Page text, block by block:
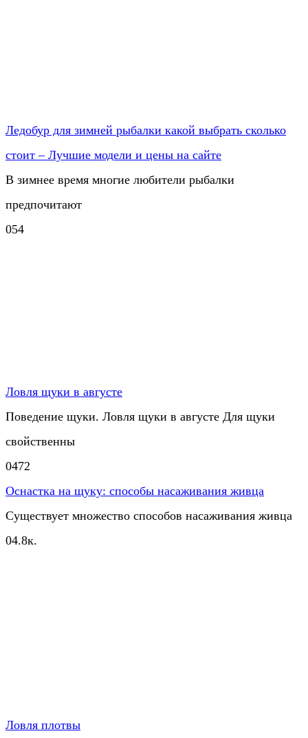
Ледобур для зимней рыбалки какой выбрать сколько
стоит – Лучшие модели и цены на сайте
В зимнее время многие любители рыбалки
предпочитают
054
Ловля щуки в августе
Поведение щуки. Ловля щуки в августе Для щуки
свойственны
0472
Оснастка на щуку: способы насаживания живца
Существует множество способов насаживания живца
04.8к.
Ловля плотвы